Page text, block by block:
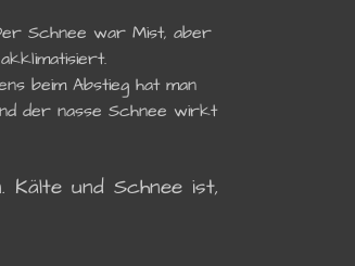
Schnee war Mist, aber
beim Abstieg hat man
der nasse Schnee wirkt
Kälte und Schnee ist,